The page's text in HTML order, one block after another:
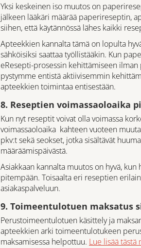
Yksi keskeinen iso muutos on
jälkeen lääkäri määrää paperireseptin,
siihen, että käytännössä lähes kaikki
Apteekkien kannalta tämä on lopulta
sähköisiksi saattaa työllistääkin. Kun
eResepti-prosessin kehittämiseen
pystymme entistä aktiivisemmin
apteekkien toimintaa entisestään.
8. Reseptien voimassaoloaika
Kun nyt reseptit voivat olla voimassa
voimassaoloaika kahteen vuoteen
pkv:t sekä seokset, jotka sisältävät
määräämispäivästä.
Asiakkaan kannalta muutos on hyvä,
pitempään. Toisaalta eri reseptien
asiakaspalveluun.
9. Toimeentulotuen maksatus
Perustoimeentulotuen käsittely ja
apteekkien arki toimeentulotukeen
maksamisessa helpottuu. Lue lisää tästä